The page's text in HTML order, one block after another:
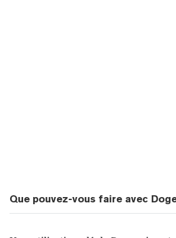
Que pouvez-vous faire avec